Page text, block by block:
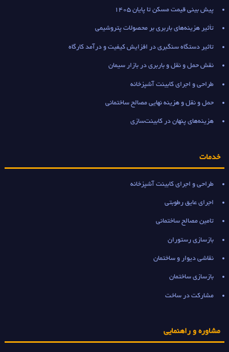
پیش بینی قیمت مسکن تا پایان 1405
تأثیر هزینه‌های باربری بر محصولات پتروشیمی
تاثیر دستگاه سنگبری در افزایش کیفیت و درآمد کارگاه
نقش حمل و نقل و باربری در بازار سیمان
طراحی و اجرای کابینت آشپزخانه
حمل و نقل و هزینه نهایی مصالح ساختمانی
هزینه‌های پنهان در کابینت‌سازی
خدمات
طراحی و اجرای کابینت آشپزخانه
اجرای عایق رطوبتی
تامین مصالح ساختمانی
بازسازی رستوران
نقاشی دیوار و ساختمان
بازسازی ساختمان
مشارکت در ساخت
مشاوره و راهنمایی